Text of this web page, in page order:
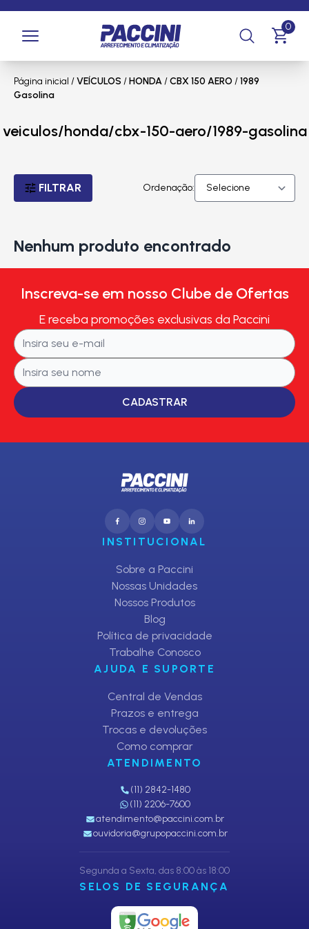
0
Página inicial /VEÍCULOS /HONDA/CBX 150 AERO /1989
Gasolina
veiculos/honda/cbx-150-aero/1989-gasolina
FILTRAR Ordenação:
Nenhum produto encontrado
Inscreva-se em nosso Clube de Ofertas
E receba promoções exclusivas da Paccini
CADASTRAR
INSTITUCIONAL
Sobre a Paccini
Nossas Unidades
Nossos Produtos
Blog
Política de privacidade
Trabalhe Conosco
AJUDA E SUPORTE
Central de Vendas
Prazos e entrega
Trocas e devoluções
Como comprar
ATENDIMENTO
(11) 2842-1480
(11) 2206-7600
atendimento@paccini.com.br
ouvidoria@grupopaccini.com.br
Segunda a Sexta, das 8:00 às 18:00
SELOS DE SEGURANÇA